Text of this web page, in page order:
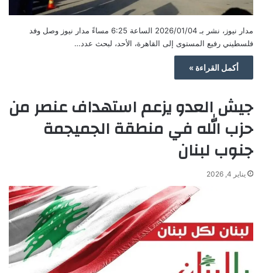
مدار نيوز، نشر بـ 2026/01/04 الساعة 6:25 مساءً مدار نيوز وصل وفد
فلسطيني رفيع المستوى إلى القاهرة، الأحد، لبحث عدد…
أكمل القراءة »
جيش العدو يزعم استهداف عنصر من
حزب الله في منطقة الجميجمة
جنوب لبنان
يناير 4, 2026